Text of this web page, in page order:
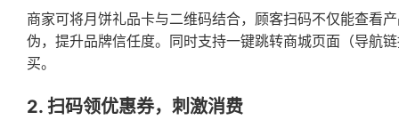
商家可将月饼礼品卡与二维码结合，顾客扫码不仅能查看
伪，提升品牌信任度。同时支持一键跳转商城页面（导航
买。
2. 扫码领优惠券，刺激消费